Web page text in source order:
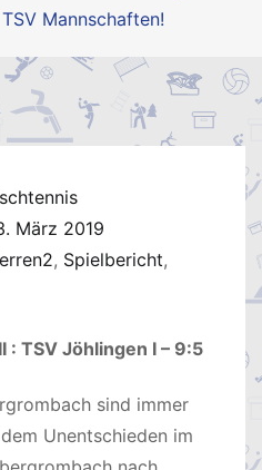
TSV Mannschaften!
März 2019
, Spielbericht,
: TSV Jöhlingen I – 9:5
sind immer
Unentschieden im